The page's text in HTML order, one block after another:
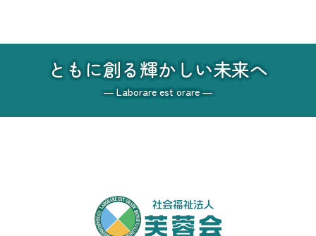
ともに創る輝かしい未来へ
― Laborare est orare ―